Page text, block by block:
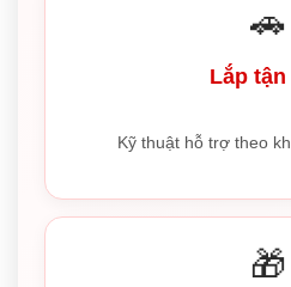
🚗
Lắp
Kỹ thuật hỗ trợ theo
🎁